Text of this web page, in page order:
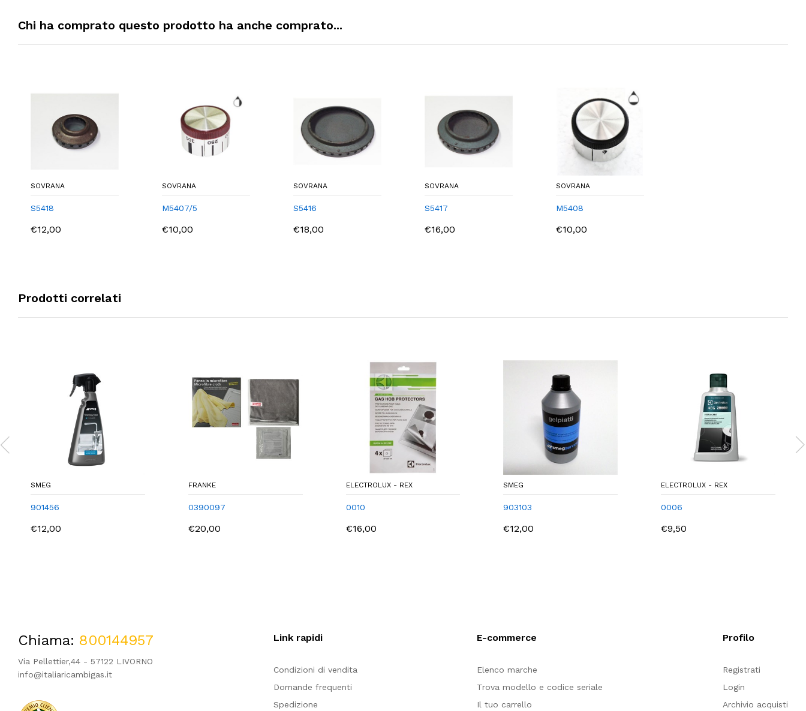
Chi ha comprato questo prodotto ha anche comprato...
SOVRANA
S5418
€12,00
SOVRANA
M5407/5
€10,00
SOVRANA
S5416
€18,00
SOVRANA
S5417
€16,00
SOVRANA
M5408
€10,00
Prodotti correlati
SMEG
901456
€12,00
FRANKE
0390097
€20,00
ELECTROLUX - REX
0010
€16,00
SMEG
903103
€12,00
ELECTROLUX - REX
0006
€9,50
Chiama: 800144957
Via Pellettier,44 - 57122 LIVORNO
info@italiaricambigas.it
Link rapidi
Condizioni di vendita
Domande frequenti
Spedizione
E-commerce
Elenco marche
Trova modello e codice seriale
Il tuo carrello
Profilo
Registrati
Login
Archivio acquisti